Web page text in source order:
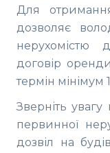
Для
дозволяє
нерухомістю
договір
термін мінімум
Зверніть
первинної
дозвіл на